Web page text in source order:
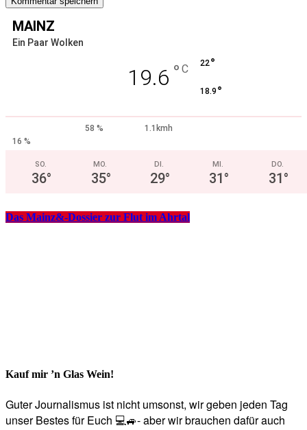
MAINZ
Ein Paar Wolken
19.6 ° C 22°
18.9 °
58 %
1.1kmh
16 %
SO.
36°
MO.
35°
DI.
29°
MI.
31°
DO.
31°
Das Mainz&-Dossier zur Flut im Ahrtal
Kauf mir ’n Glas Wein!
Guter Journalismus ist nicht umsonst, wir geben jeden Tag
unser Bestes für Euch 💻🚙- aber wir brauchen dafür auch